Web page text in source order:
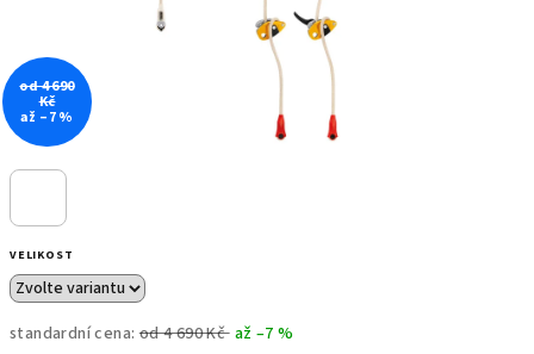
VELIKOST
standardní cena: od 4 690 Kč až –7 %
od 4 690
Kč
až –7 %